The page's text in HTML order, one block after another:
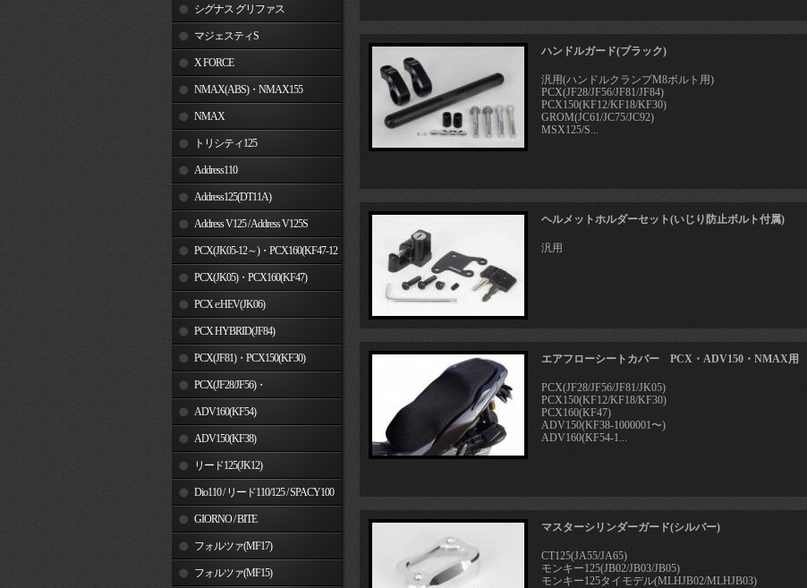
125 シグナス グリファス
マジェスティS
X FORCE
NMAX(ABS)・NMAX155
NMAX
トリシティ125
Address110
Address125(DT11A)
Address V125 / Address V125S
PCX(JK05-12～)・PCX160(KF47-12
～) PCX(JK05)・PCX160(KF47)
PCX e:HEV(JK06)
PCX HYBRID(JF84)
PCX(JF81)・PCX150(KF30)
PCX(JF28/JF56)・
PCX150(KF12/KF18)
ADV160(KF54)
ADV150(KF38)
リード125(JK12)
Dio110 / リード110/125 / SPACY100
GIORNO / BITE
フォルツァ(MF17)
フォルツァ(MF15)
ハンドルガード(ブラック)
汎用(ハンドルクランプM8ボルト用)
PCX(JF28/JF56/JF81/JF84)
PCX150(KF12/KF18/KF30)
GROM(JC61/JC75/JC92)
MSX125/S...
ヘルメットホルダーセット(いじり防止ボルト付属)
汎用
エアフローシートカバー PCX・ADV150・NMAX用
PCX(JF28/JF56/JF81/JK05)
PCX150(KF12/KF18/KF30)
PCX160(KF47)
ADV150(KF38-1000001〜)
ADV160(KF54-1...
マスターシリンダーガード(シルバー)
CT125(JA55/JA65)
モンキー125(JB02/JB03/JB05)
モンキー125タイモデル(MLHJB02/MLHJB03)